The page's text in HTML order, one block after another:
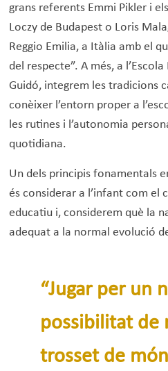
grans referents Emmi Pikler i
Loczy de Budapest o Loris
Reggio Emilia, a Itàlia amb el
del respecte”. A més, a
Guidó, integrem les tradicions
conèixer l’entorn proper a
les rutines i l’autonomia
quotidiana.
Un dels principis fonamentals
és considerar a l’infant com el
educatiu i, considerem què la
adequat a la normal evolució
“Jugar per un
possibilitat de
trosset de